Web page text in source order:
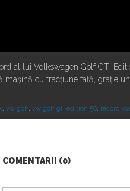
al lui Volkswagen Golf GTI
mașină cu tracțiune față, grație
, vw golf, vw golf gti edition 50, record
COMENTARII (0)